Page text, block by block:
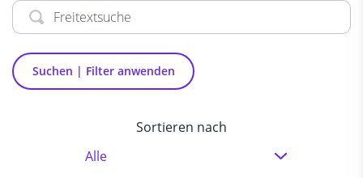
Sortieren nach